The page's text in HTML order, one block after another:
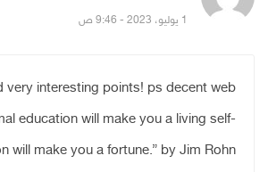
1 يوليو، 2023 - 9:46 ص
very interesting points! ps decent web
education will make you a living self-
will make you a fortune.” by Jim Rohn.